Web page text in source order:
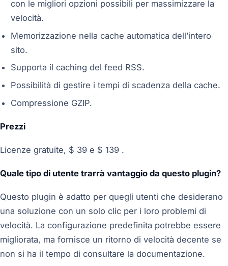
con le migliori opzioni possibili per massimizzare la
velocità.
Memorizzazione nella cache automatica dell’intero
sito.
Supporta il caching del feed RSS.
Possibilità di gestire i tempi di scadenza della cache.
Compressione GZIP.
Prezzi
Licenze gratuite, $ 39 e $ 139 .
Quale tipo di utente trarrà vantaggio da questo plugin?
Questo plugin è adatto per quegli utenti che desiderano
una soluzione con un solo clic per i loro problemi di
velocità. La configurazione predefinita potrebbe essere
migliorata, ma fornisce un ritorno di velocità decente se
non si ha il tempo di consultare la documentazione.